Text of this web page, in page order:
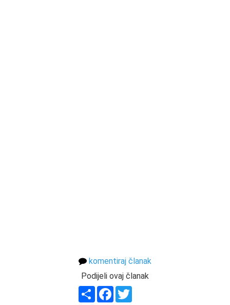
komentiraj članak
Podijeli ovaj članak
ShareFacebook